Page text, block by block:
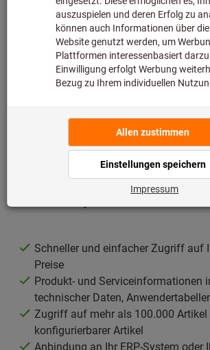
PunchOut ist eine cXML-Schnittstelle, die
Beschaffungsplattform ARIBA eingeführt
erfolgt hier der Übergang von Ihrer
(z. B. SAP ARIBA) in Ihren Hoffmann
Ihre Vorteile durch die
von OCI / PunchOut
Schneller und einfacher Zugriff auf
Preise
Produkt- und Serviceinformationen
technischer Daten,
Zugriff auf mehr als 100.000
konfigurierbarer Artikel
Anbindung an Ihr ERP-System oder